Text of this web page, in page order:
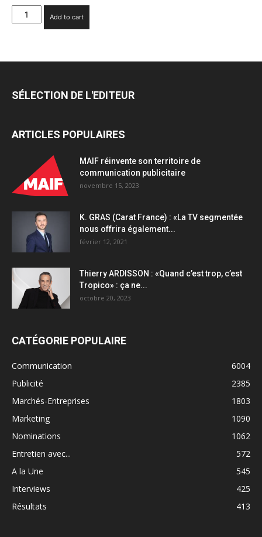
Amandine
MARTIN-
:
des
en
continuons
tous
apprendre»
quantity
Add to cart
SÉLECTION DE L'EDITEUR
ARTICLES POPULAIRES
MAIF réinvente son territoire de
communication publicitaire
novembre 15, 2023
K. GRAS (Carat France) : «La TV segmentée
nous offrira également...
février 12, 2021
Thierry ARDISSON : «Quand c’est trop, c’est
Tropico» : ça ne...
octobre 20, 2023
CATÉGORIE POPULAIRE
Communication
6004
Publicité
2385
Marchés-Entreprises
1803
Marketing
1090
Nominations
1062
Entretien avec...
572
A la Une
545
Interviews
425
Résultats
413